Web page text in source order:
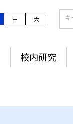
中 大
校内研究